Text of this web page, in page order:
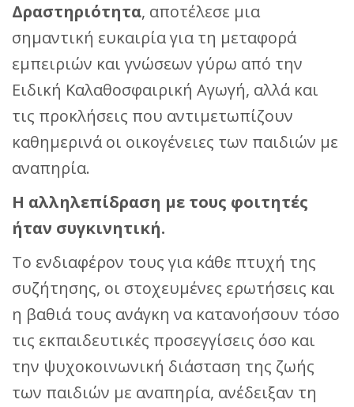
Δραστηριότητα, αποτέλεσε μια
σημαντική ευκαιρία για τη μεταφορά
εμπειριών και γνώσεων γύρω από την
Ειδική Καλαθοσφαιρική Αγωγή, αλλά και
τις προκλήσεις που αντιμετωπίζουν
καθημερινά οι οικογένειες των παιδιών με
αναπηρία.
Η αλληλεπίδραση με τους φοιτητές
ήταν συγκινητική.
Το ενδιαφέρον τους για κάθε πτυχή της
συζήτησης, οι στοχευμένες ερωτήσεις και
η βαθιά τους ανάγκη να κατανοήσουν τόσο
τις εκπαιδευτικές προσεγγίσεις όσο και
την ψυχοκοινωνική διάσταση της ζωής
των παιδιών με αναπηρία, ανέδειξαν τη